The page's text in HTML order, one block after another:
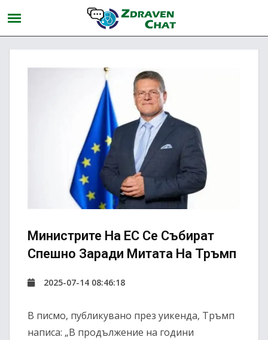
Министрите На ЕС Се Събират
Спешно Заради Митата На Тръмп
2025-07-14 08:46:18
В писмо, публикувано през уикенда, Тръмп
написа: „В продължение на години